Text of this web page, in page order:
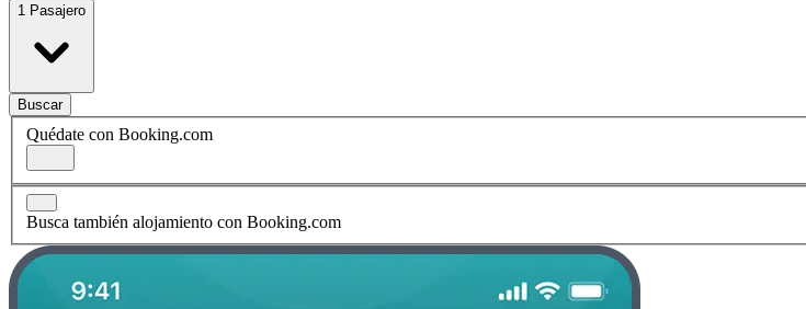
1 Pasajero
Buscar
Quédate con Booking.com
Busca también alojamiento con Booking.com